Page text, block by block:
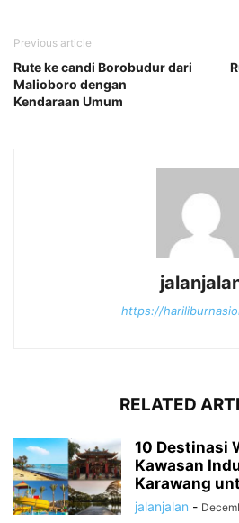
Previous article
Rute ke candi Borobudur dari
Malioboro dengan
Kendaraan Umum
https://
RELATED
10 Destinasi
Kawasan
Karawang
jalanjalan -